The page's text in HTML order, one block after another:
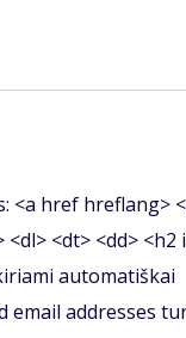
<a href hreflang>
<dt> <dd> <h2
automatiškai
email addresses